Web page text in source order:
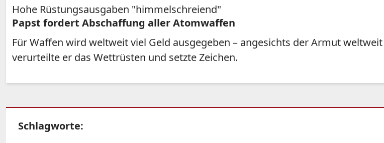
Hohe Rüstungsausgaben "himmelschreiend"
Papst fordert Abschaffung aller Atomwaffen
Für Waffen wird weltweit viel Geld ausgegeben – angesichts der Armut
verurteilte er das Wettrüsten und setzte Zeichen.
Schlagworte: